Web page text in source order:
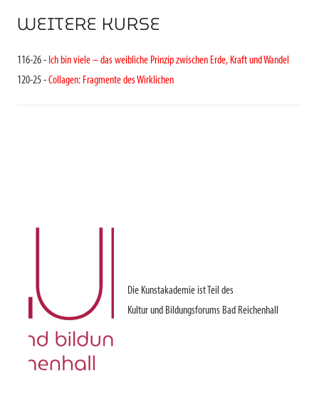
WEITERE KURSE
116-26 - Ich bin viele – das weibliche Prinzip zwischen Erde, Kraft und Wandel
120-25 -Collagen: Fragmente des Wirklichen
Die Kunstakademie ist Teil des
Kultur und Bildungsforums Bad Reichenhall